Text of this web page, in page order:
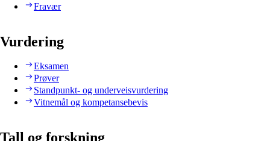
Fravær
Vurdering
Eksamen
Prøver
Standpunkt- og underveisvurdering
Vitnemål og kompetansebevis
Tall og forskning